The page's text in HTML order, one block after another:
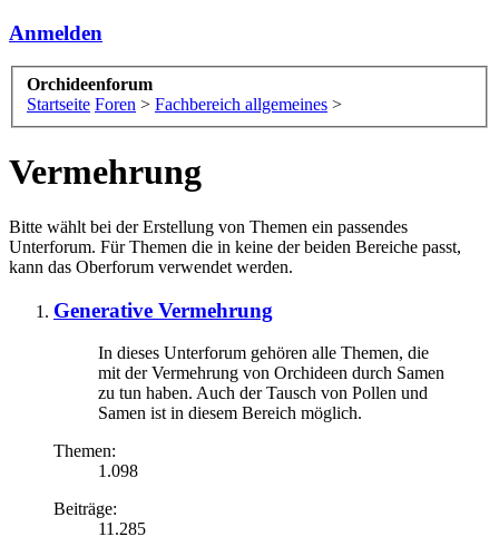
Anmelden
Orchideenforum
Startseite Foren > Fachbereich allgemeines >
Vermehrung
Bitte wählt bei der Erstellung von Themen ein passendes
Unterforum. Für Themen die in keine der beiden Bereiche passt,
kann das Oberforum verwendet werden.
Generative Vermehrung
In dieses Unterforum gehören alle Themen, die
mit der Vermehrung von Orchideen durch Samen
zu tun haben. Auch der Tausch von Pollen und
Samen ist in diesem Bereich möglich.
Themen:
1.098
Beiträge:
11.285